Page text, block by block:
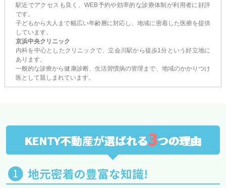
駅近でアクセスも良く、WEB予約や効率的な診療体制が利用者に好評
です。
子どもから大人まで幅広い年齢層に対応し、地域に密着した医療を提供
しています。
京浜中央クリニック
内科を中心としたクリニックで、立会川駅から徒歩1分という好立地に
あります。
一般的な診療から健康診断、生活習慣病の管理まで、地域のかかりつけ
医として親しまれています。
KENTY不動産が選ばれる3つの理由
地元密着の豊富な知識!